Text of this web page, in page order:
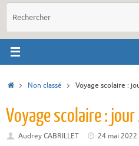
AccueilNon classé Voyage scolaire :
Voyage scolaire : jour
Audrey CABRILLET 24 mai 2022